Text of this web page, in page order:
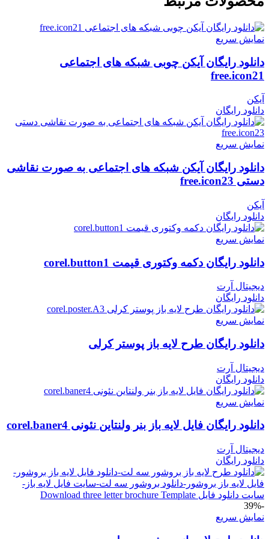
نمایش سریع
دانلود رایگان آیکن چوبی شبکه های اجتماعی
free.icon21
آیکن
دانلود رایگان
نمایش سریع
دانلود رایگان آیکن شبکه های اجتماعی به صورت نقاشی
دستی free.icon23
آیکن
دانلود رایگان
نمایش سریع
دانلود رایگان دکمه وکتوری قیمت corel.button1
دیجیتال آرت
دانلود رایگان
نمایش سریع
دانلود رایگان طرح لایه باز پوستر کرلی
دیجیتال آرت
دانلود رایگان
نمایش سریع
دانلود رایگان فایل لایه باز بنر ولنتاین نئونی corel.baner4
دیجیتال آرت
دانلود رایگان
-39%
نمایش سریع